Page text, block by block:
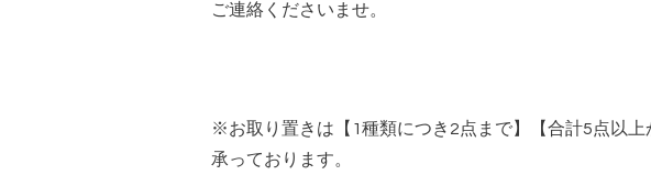
ご連絡くださいませ。
※お取り置きは【1種類につき2点まで】【合計5点以上
承っております。